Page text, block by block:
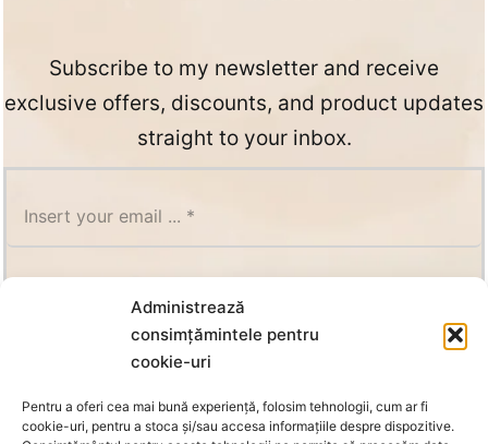
Administrează
consimțămintele pentru
cookie-uri
Pentru a oferi cea mai bună experiență, folosim tehnologii, cum ar fi
cookie-uri, pentru a stoca și/sau accesa informațiile despre dispozitive.
Subscribe to my newsletter and receive
exclusive offers, discounts, and product updates
straight to your inbox.
SUBSCRIBE